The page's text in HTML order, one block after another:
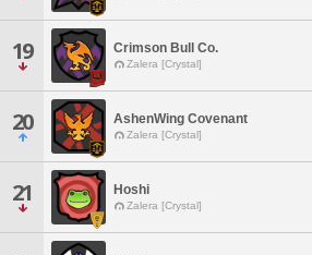
19 Crimson Bull Co.
Zalera [Crystal]
20 AshenWing Covenant
Zalera [Crystal]
21 Hoshi
Zalera [Crystal]